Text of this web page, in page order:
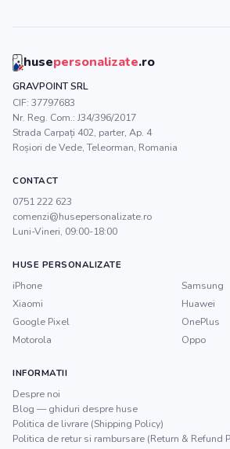
husepersonalizate.ro
GRAVPOINT SRL
CIF: 37797683
Nr. Reg. Com.: J34/396/2017
Strada Carpați 402, parter, Ap. 4
Roșiori de Vede,Teleorman, Romania
CONTACT
0751 222 623
comenzi@husepersonalizate.ro
Luni-Vineri, 09:00-18:00
HUSE PERSONALIZATE
iPhone
Samsung
Xiaomi
Huawei
Google Pixel
OnePlus
Motorola
Oppo
INFORMATII
Despre noi
Blog — ghiduri despre huse
Politica de livrare (Shipping Policy)
Politica de retur si rambursare (Return & Refund